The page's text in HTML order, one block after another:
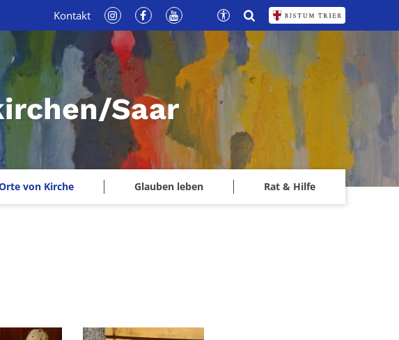
Saar
von Kirche Glauben leben Rat & Hilfe
Kontakt